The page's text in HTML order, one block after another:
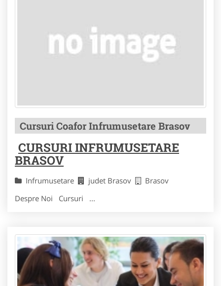
Cursuri Coafor Infrumusetare Brasov
CURSURI INFRUMUSETARE
BRASOV
Infrumusetare judet Brasov
Brasov
Despre Noi Cursuri ...